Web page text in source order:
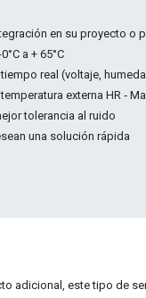
en su proyecto o
a + 65°C
real (voltaje,
externa HR ‑
tolerancia al ruido
una solución rápida
adicional, este tipo de